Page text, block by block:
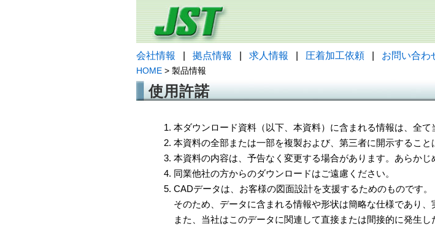
会社情報 拠点情報 求人情報 圧着加工依頼 お問い合わ
HOME > 製品情報
使用許諾
1. 本ダウンロード資料（以下、本資料）に含まれる情報は、全て
2. 本資料の全部または一部を複製および、第三者に開示すること
3. 本資料の内容は、予告なく変更する場合があります。あらかじ
4. 同業他社の方からのダウンロードはご遠慮ください。
5. CADデータは、お客様の図面設計を支援するためのものです。
そのため、データに含まれる情報や形状は簡略な仕様であり、
また、当社はこのデータに関連して直接または間接的に発生し